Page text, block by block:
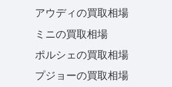
アウディの買取相場
ミニの買取相場
ポルシェの買取相場
プジョーの買取相場